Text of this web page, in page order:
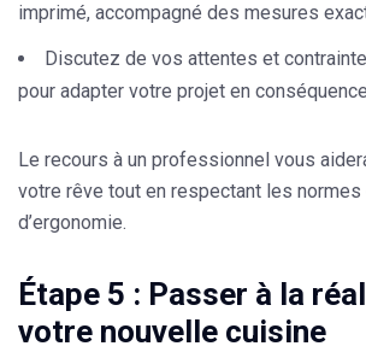
imprimé, accompagné des mesures
Discutez de vos attentes et
pour adapter votre projet en
Le recours à un professionnel vous
votre rêve tout en respectant les
d’ergonomie.
Étape 5 : Passer à la
votre nouvelle cuisine